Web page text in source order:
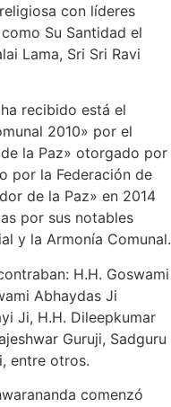
con líderes
Su Santidad el
Lama, Sri Sri Ravi
recibido está el
2010» por el
la Paz» otorgado por
por la Federación de
de la Paz» en 2014
por sus notables
y la Armonía Comunal.
H.H. Goswami
Abhaydas Ji
Ji, H.H. Dileepkumar
Guruji, Sadguru
entre otros.
comenzó